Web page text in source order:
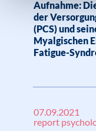
Aufnahme:
der
(PCS) und
Myalgischen
Fatigue-
07.09.2021
report